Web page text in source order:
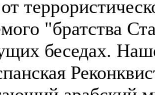
"братства
беседах.